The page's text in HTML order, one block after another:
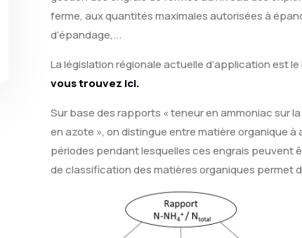
ferme, aux quantités maximales autorisées à
d’épandage,...
La législation régionale actuelle d’application est
vous trouvez ici.
Sur base des rapports « teneur en ammoniac sur
en azote », on distingue entre matière organique
périodes pendant lesquelles ces engrais peuvent
de classification des matières organiques permet